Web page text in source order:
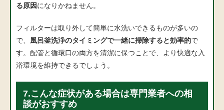
る原因になりかねません。
フィルターは取り外して簡単に水洗いできるものが多いの
で、 風呂釜洗浄のタイミングで一緒に掃除すると効率的で
す。配管と循環口の両方を清潔に保つことで、より快適な入
浴環境を維持できるでしょう。
7.こんな症状がある場合は専門業者への相
談がおすすめ